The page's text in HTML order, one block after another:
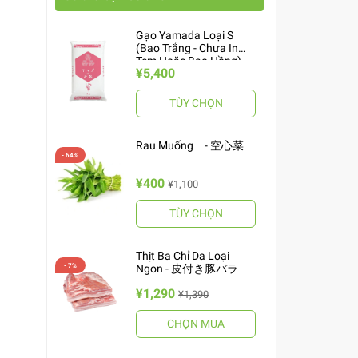
Gạo Yamada Loại S
(Bao Trắng - Chưa In
Tem Hoặc Bao Hồng)
10kg ヤマダお米 S
¥5,400
TÙY CHỌN
Rau Muống - 空心菜
¥400 ¥1,100
TÙY CHỌN
Thịt Ba Chỉ Da Loại
Ngon - 皮付き豚バラ
¥1,290 ¥1,390
CHỌN MUA